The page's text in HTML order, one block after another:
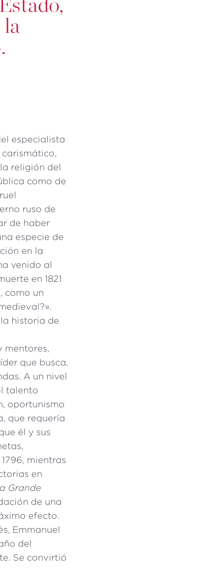
la
especialista
religión del
como de
ruso de
de haber
especie de
en la
venido al
en 1821
como un
historia de
mentores,
que busca,
A un nivel
talento
oportunismo
que requería
él y sus
mientras
en
Grande
de una
efecto.
Emmanuel
del
Se convirtió